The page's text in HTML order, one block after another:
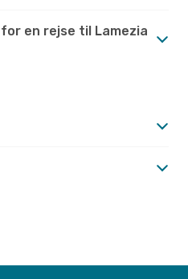
en rejse til Lamezia